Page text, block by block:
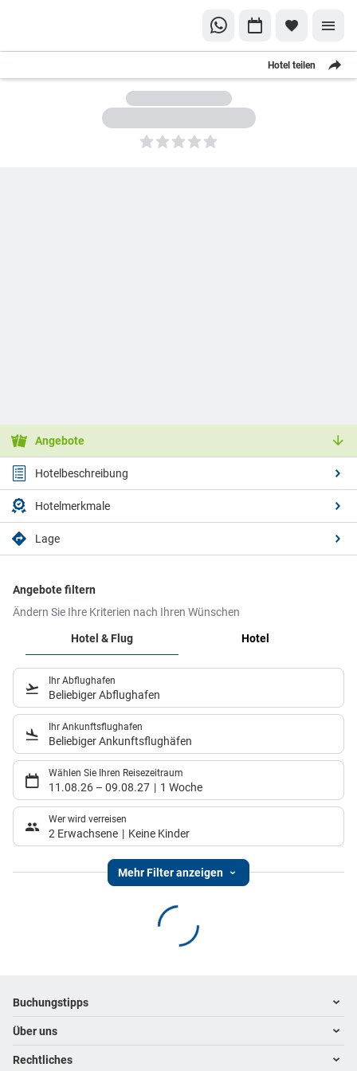
Hotel teilen
5
Angebote
Hotelbeschreibung
Hotelmerkmale
Lage
Angebote filtern
Ändern Sie Ihre Kriterien nach Ihren Wünschen
Hotel & Flug
Hotel
Ihr Abflughafen
Beliebiger Abflughafen
Ihr Ankunftsflughafen
Beliebiger Ankunftsflughäfen
Wählen Sie Ihren Reisezeitraum
11.08.26 – 09.08.27 1 Woche
Wer wird verreisen
2 Erwachsene Keine Kinder
Mehr Filter anzeigen
Footer navigation
Buchungstipps
Warum im Reisebüro buchen
Hoteltipps
Über uns
Kontakt
Rechtliches